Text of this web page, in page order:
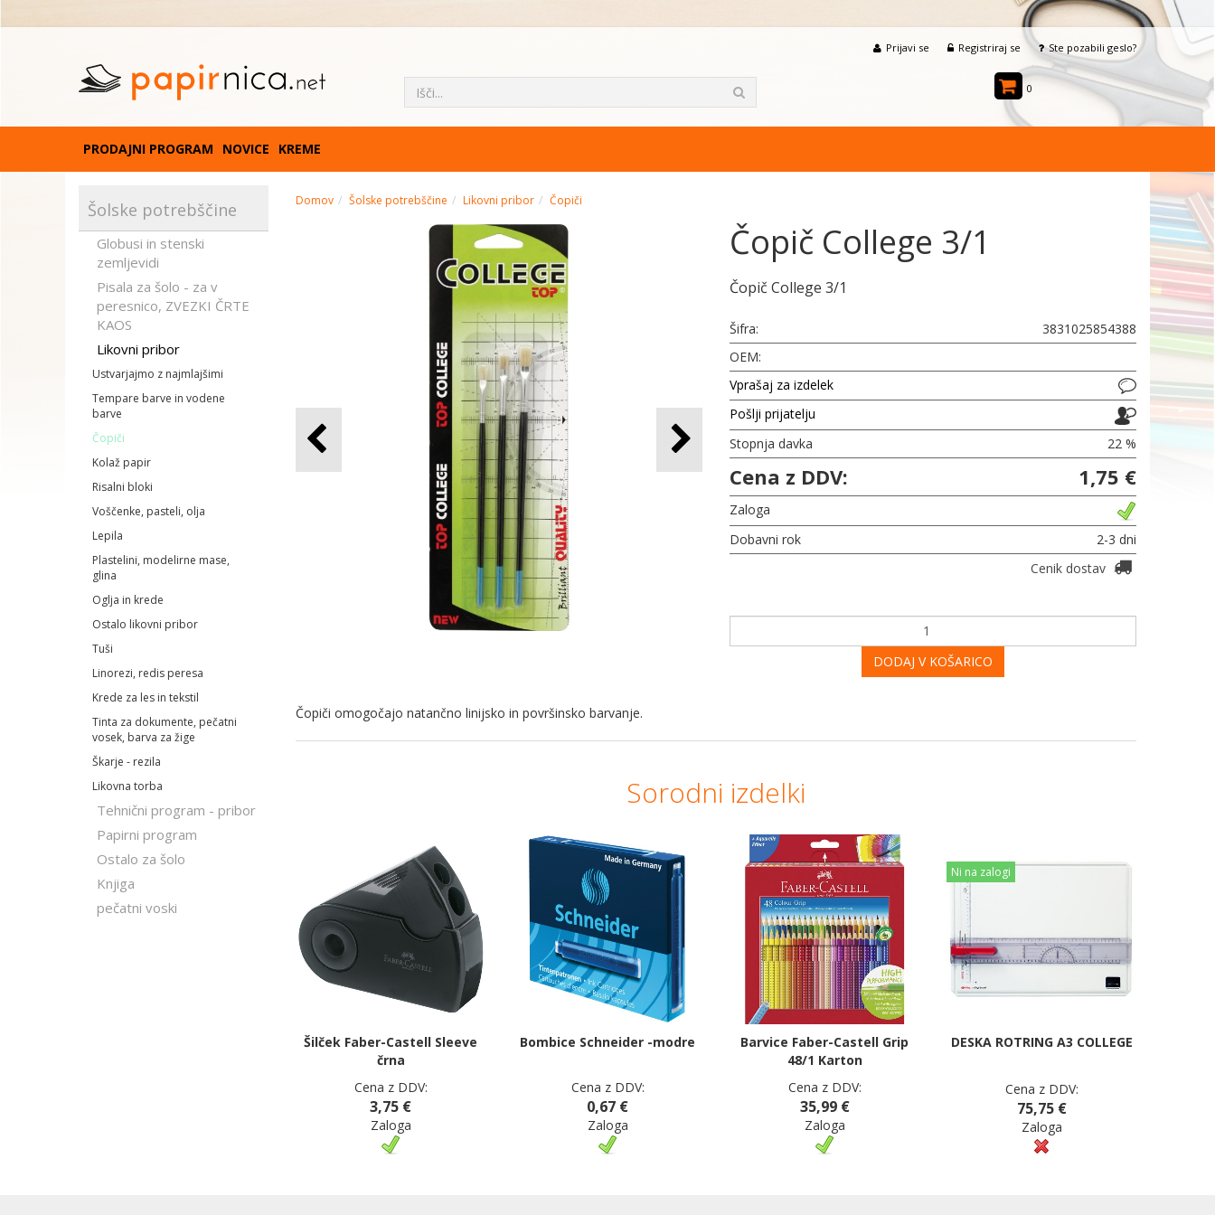
Prijavi se Registriraj se Ste pozabili geslo?
0
PRODAJNI PROGRAM NOVICE KREME
Šolske potrebščine
Globusi in stenski
zemljevidi
Pisala za šolo - za v
peresnico, ZVEZKI ČRTE
KAOS
Likovni pribor
Ustvarjajmo z najmlajšimi
Tempare barve in vodene
barve
Čopiči
Kolaž papir
Risalni bloki
Voščenke, pasteli, olja
Lepila
Plastelini, modelirne mase,
glina
Oglja in krede
Ostalo likovni pribor
Tuši
Linorezi, redis peresa
Krede za les in tekstil
Tinta za dokumente, pečatni
vosek, barva za žige
Škarje - rezila
Likovna torba
Tehnični program - pribor
Papirni program
Ostalo za šolo
Knjiga
pečatni voski
Domov Šolske potrebščine Likovni pribor Čopiči
Čopič College 3/1
Čopič College 3/1
Šifra:
3831025854388
OEM:
Vprašaj za izdelek
Pošlji prijatelju
Stopnja davka
22 %
Cena z DDV: 1,75 €
Zaloga
Dobavni rok
2-3 dni
Cenik dostav
DODAJ V KOŠARICO
Čopiči omogočajo natančno linijsko in površinsko barvanje.
Sorodni izdelki
Šilček Faber-Castell Sleeve
črna
Cena z DDV:
3,75 €
Zaloga
Bombice Schneider -modre
Cena z DDV:
0,67 €
Zaloga
Barvice Faber-Castell Grip
48/1 Karton
Cena z DDV:
35,99 €
Zaloga
Ni na zalogi
DESKA ROTRING A3 COLLEGE
Cena z DDV:
75,75 €
Zaloga